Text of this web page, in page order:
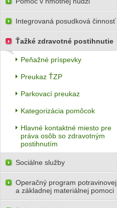
Integrovaná posudková činnosť
Ťažké zdravotné postihnutie
Peňažné príspevky
Preukaz ŤZP
Parkovací preukaz
Kategorizácia pomôcok
Hlavné kontaktné miesto pre
práva osôb so zdravotným
postihnutím
Sociálne služby
Operačný program potravinovej
a základnej materiálnej pomoci